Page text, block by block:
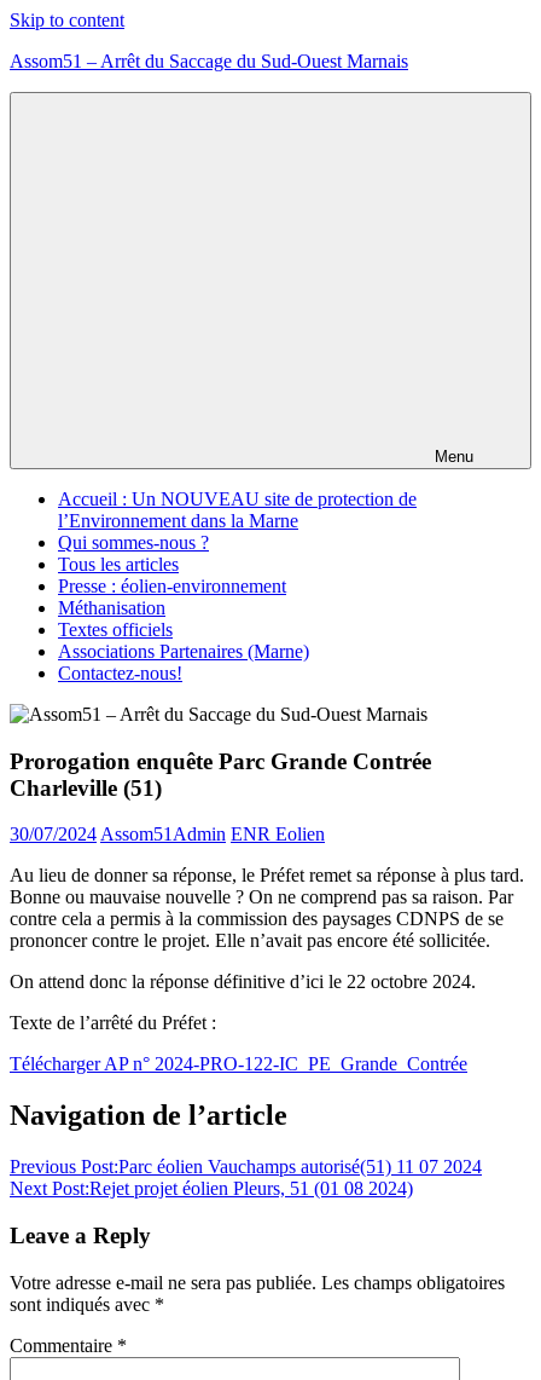
Skip to content
Assom51 – Arrêt du Saccage du Sud-Ouest Marnais
Menu
Accueil : Un NOUVEAU site de protection de
l’Environnement dans la Marne
Qui sommes-nous ?
Tous les articles
Presse : éolien-environnement
Méthanisation
Textes officiels
Associations Partenaires (Marne)
Contactez-nous!
Prorogation enquête Parc Grande Contrée
Charleville (51)
30/07/2024Assom51Admin ENR Eolien
Au lieu de donner sa réponse, le Préfet remet sa réponse à plus tard.
Bonne ou mauvaise nouvelle ? On ne comprend pas sa raison. Par
contre cela a permis à la commission des paysages CDNPS de se
prononcer contre le projet. Elle n’avait pas encore été sollicitée.
On attend donc la réponse définitive d’ici le 22 octobre 2024.
Texte de l’arrêté du Préfet :
Télécharger AP n° 2024-PRO-122-IC_PE_Grande_Contrée
Navigation de l’article
Previous Post:Parc éolien Vauchamps autorisé(51) 11 07 2024
Next Post:Rejet projet éolien Pleurs, 51 (01 08 2024)
Leave a Reply
Votre adresse e-mail ne sera pas publiée. Les champs obligatoires
sont indiqués avec *
Commentaire *